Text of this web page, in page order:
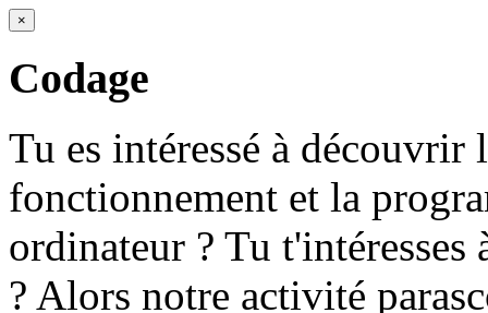
×
Codage
Tu es intéressé à découvrir
fonctionnement et la
ordinateur ? Tu
? Alors notre activité